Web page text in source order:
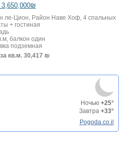
3,650,000₪
ле-Цион, Район Наве Хоф, 4 спальных
+ гостиная
балкон один
подземная
кв.м. 30,417 ₪
Ночью +25°
Завтра +33°
Pogoda.co.il